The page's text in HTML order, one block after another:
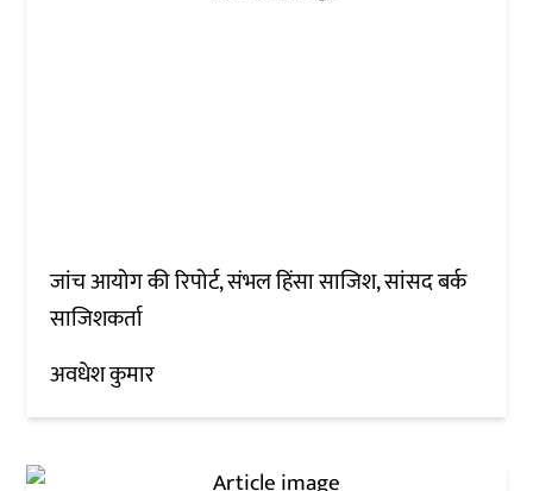
जांच आयोग की रिपोर्ट, संभल हिंसा साजिश, सांसद बर्क
साजिशकर्ता
अवधेश कुमार